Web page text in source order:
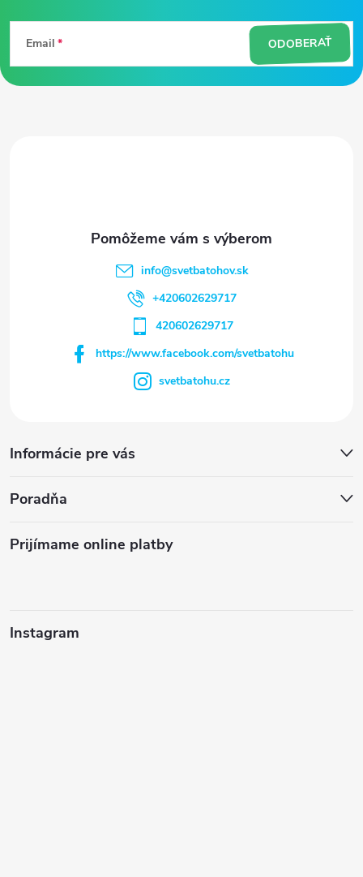
á
ä
Email ODOBERAŤ
info@svetbatohov.sk
+420602629717
420602629717
https://www.facebook.com/svetbatohu
svetbatohu.cz
Informácie pre vás
Poradňa
Prijímame online platby
Instagram